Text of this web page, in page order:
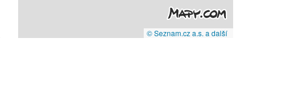
© Seznam.cz a.s. a další